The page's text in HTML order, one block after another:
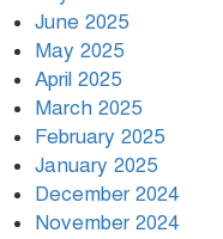
June 2025
May 2025
April 2025
March 2025
February 2025
January 2025
December 2024
November 2024